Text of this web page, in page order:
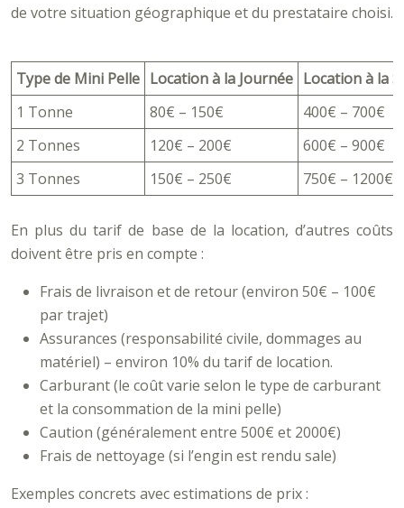
de votre situation géographique et du prestataire choisi.
Type de Mini Pelle Location à la Journée Location à la
1 Tonne
80€ – 150€
400€ – 700€
2 Tonnes
120€ – 200€
600€ – 900€
3 Tonnes
150€ – 250€ 750€ – 1200€
En plus du tarif de base de la location, d’autres coûts
doivent être pris en compte :
Frais de livraison et de retour (environ 50€ – 100€
par trajet)
Assurances (responsabilité civile, dommages au
matériel) – environ 10% du tarif de location.
Carburant (le coût varie selon le type de carburant
et la consommation de la mini pelle)
Caution (généralement entre 500€ et 2000€)
Frais de nettoyage (si l’engin est rendu sale)
Exemples concrets avec estimations de prix :